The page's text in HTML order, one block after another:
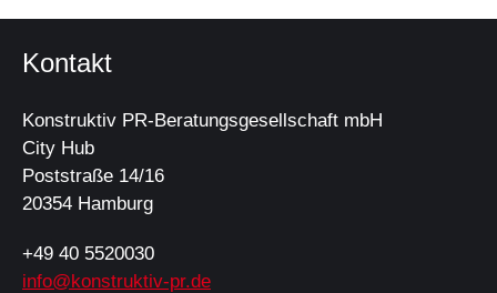
Kontakt
Konstruktiv PR-Beratungsgesellschaft mbH
City Hub
Poststraße 14/16
20354 Hamburg
+49 40 5520030
info@konstruktiv-pr.de